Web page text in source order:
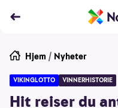
Hjem / Nyheter
VIKINGLOTTO VINNERHISTORIE
Hit reiser du